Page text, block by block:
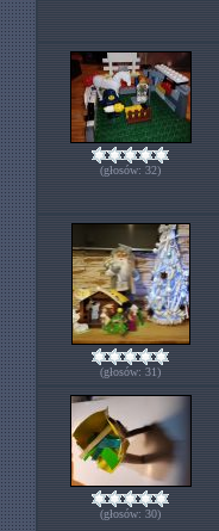
(głosów: 32)
(głosów: 31)
(głosów: 30)